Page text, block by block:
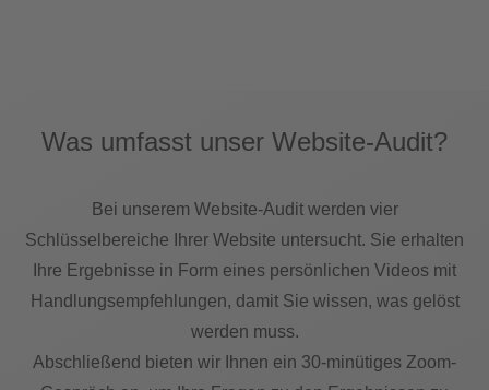
Was umfasst unser Website-Audit?
Bei unserem Website-Audit werden vier
Schlüsselbereiche Ihrer Website untersucht. Sie erhalten
Ihre Ergebnisse in Form eines persönlichen Videos mit
Handlungsempfehlungen, damit Sie wissen, was gelöst
werden muss.
Abschließend bieten wir Ihnen ein 30-minütiges Zoom-